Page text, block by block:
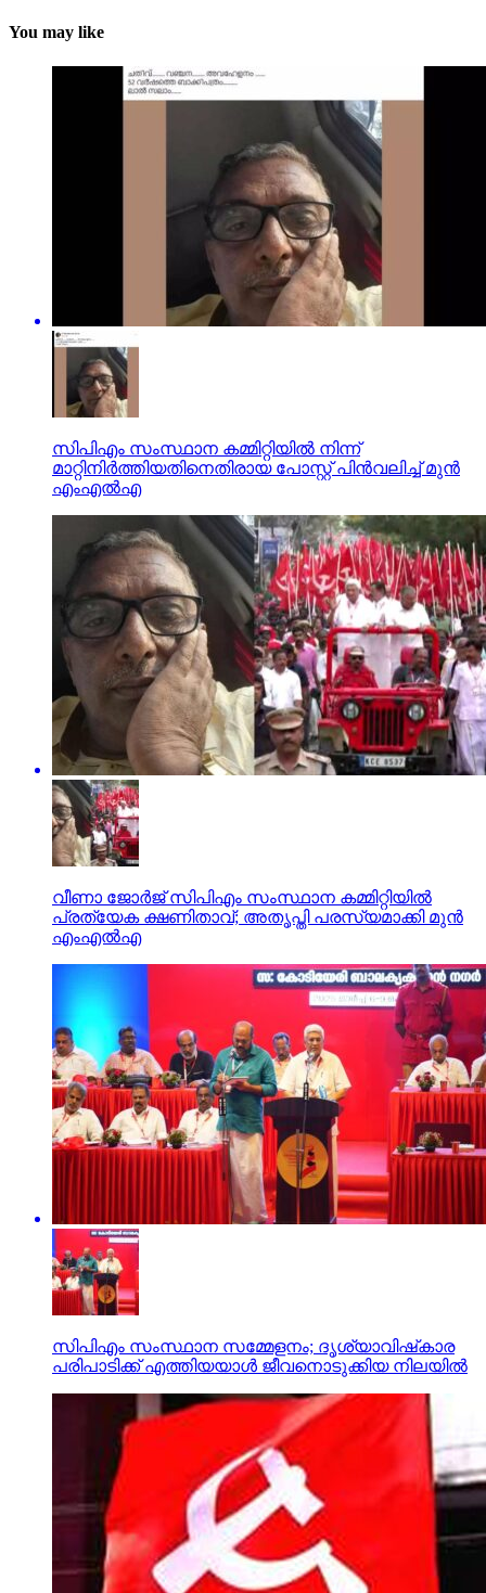
You may like
സിപിഎം സംസ്ഥാന കമ്മിറ്റിയില്‍ നിന്ന്
മാറ്റിനിര്‍ത്തിയതിനെതിരായ പോസ്റ്റ് പിന്‍വലിച്ച് മുന്‍
എംഎല്‍എ
വീണാ ജോര്‍ജ് സിപിഎം സംസ്ഥാന കമ്മിറ്റിയില്‍
പ്രത്യേക ക്ഷണിതാവ്; അതൃപ്തി പരസ്യമാക്കി മുന്‍
എംഎല്‍എ
സിപിഎം സംസ്ഥാന സമ്മേളനം; ദൃശ്യാവിഷ്‌കാര
പരിപാടിക്ക് എത്തിയയാള്‍ ജീവനൊടുക്കിയ നിലയില്‍